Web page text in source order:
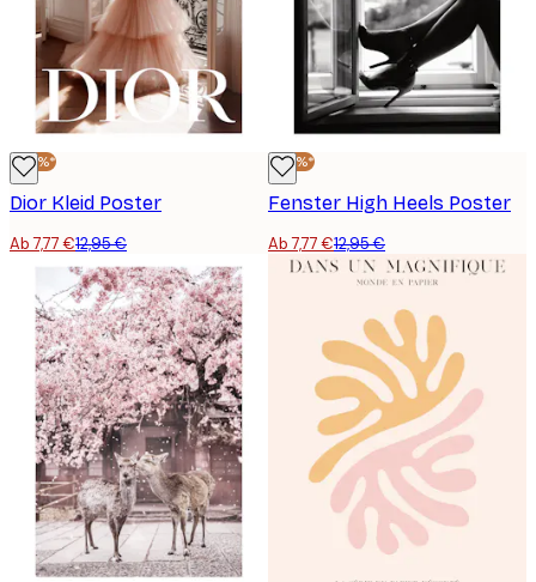
-40%*
Dior Kleid Poster
Ab 7,77 €12,95 €
-40%*
Fenster High Heels Poster
Ab 7,77 €12,95 €